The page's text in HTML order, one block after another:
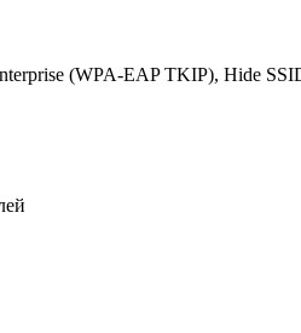
(WPA-EAP TKIP), Hide